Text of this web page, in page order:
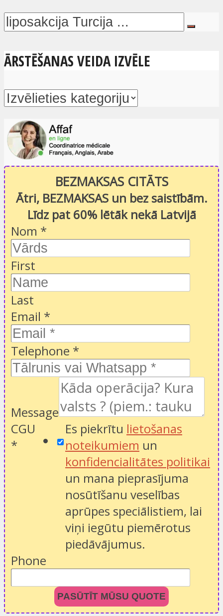
ĀRSTĒŠANAS VEIDA IZVĒLE
BEZMAKSAS CITĀTS
Ātri, BEZMAKSAS un bez saistībām.
Līdz pat 60% lētāk nekā Latvijā
Nom *
First
Last
Email *
Telephone *
Message
CGU
*
Es piekrītu lietošanas
noteikumiem un
konfidencialitātes politikai
un mana pieprasījuma
nosūtīšanu veselības
aprūpes speciālistiem, lai
viņi iegūtu piemērotus
piedāvājumus.
Phone
PASŪTĪT MŪSU QUOTE